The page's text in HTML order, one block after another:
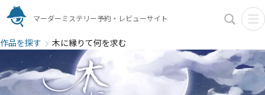
マーダーミステリー予約・レビューサイト
作品を探す 木に縁りて何を求む